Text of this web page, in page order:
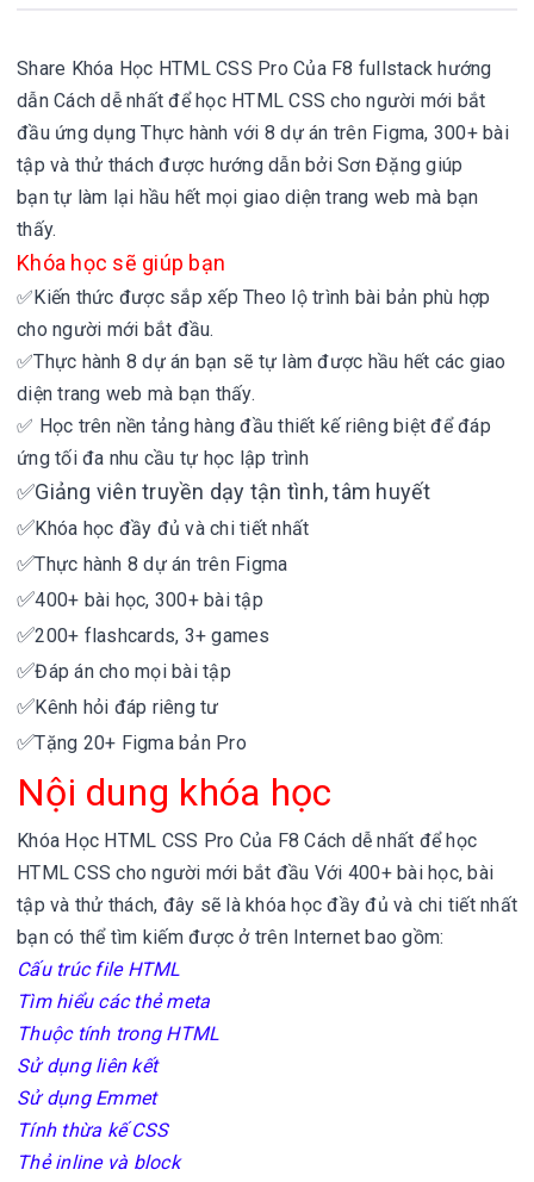
Share Khóa Học HTML CSS Pro Của F8 fullstack hướng
dẫn Cách dễ nhất để học HTML CSS cho người mới bắt
đầu ứng dụngThực hành với 8 dự án trên Figma, 300+ bài
tập và thử thách được hướng dẫn bởi Sơn Đặng giúp
bạn tự làm lại hầu hết mọi giao diện trang web mà bạn
thấy.
Khóa học sẽ giúp bạn
✅Kiến thức được sắp xếp Theo lộ trình bài bản phù hợp
cho người mới bắt đầu.
✅Thực hành 8 dự án bạn sẽ tự làm được hầu hết các giao
diện trang web mà bạn thấy.
✅ Học trên nền tảng hàng đầu thiết kế riêng biệt để đáp
ứng tối đa nhu cầu tự học lập trình
✅Giảng viên truyền dạy tận tình, tâm huyết
✅Khóa học đầy đủ và chi tiết nhất
✅Thực hành 8 dự án trên Figma
✅400+ bài học, 300+ bài tập
✅200+ flashcards, 3+ games
✅Đáp án cho mọi bài tập
✅Kênh hỏi đáp riêng tư
✅Tặng 20+ Figma bản Pro
Nội dung khóa học
Khóa Học HTML CSS Pro Của F8Cách dễ nhất để học
HTML CSS cho người mới bắt đầu Với 400+ bài học, bài
tập và thử thách, đây sẽ là khóa học đầy đủ và chi tiết nhất
bạn có thể tìm kiếm được ở trên Internet bao gồm:
Cấu trúc file HTML
Tìm hiểu các thẻ meta
Thuộc tính trong HTML
Sử dụng liên kết
Sử dụng Emmet
Tính thừa kế CSS
Thẻ inline và block